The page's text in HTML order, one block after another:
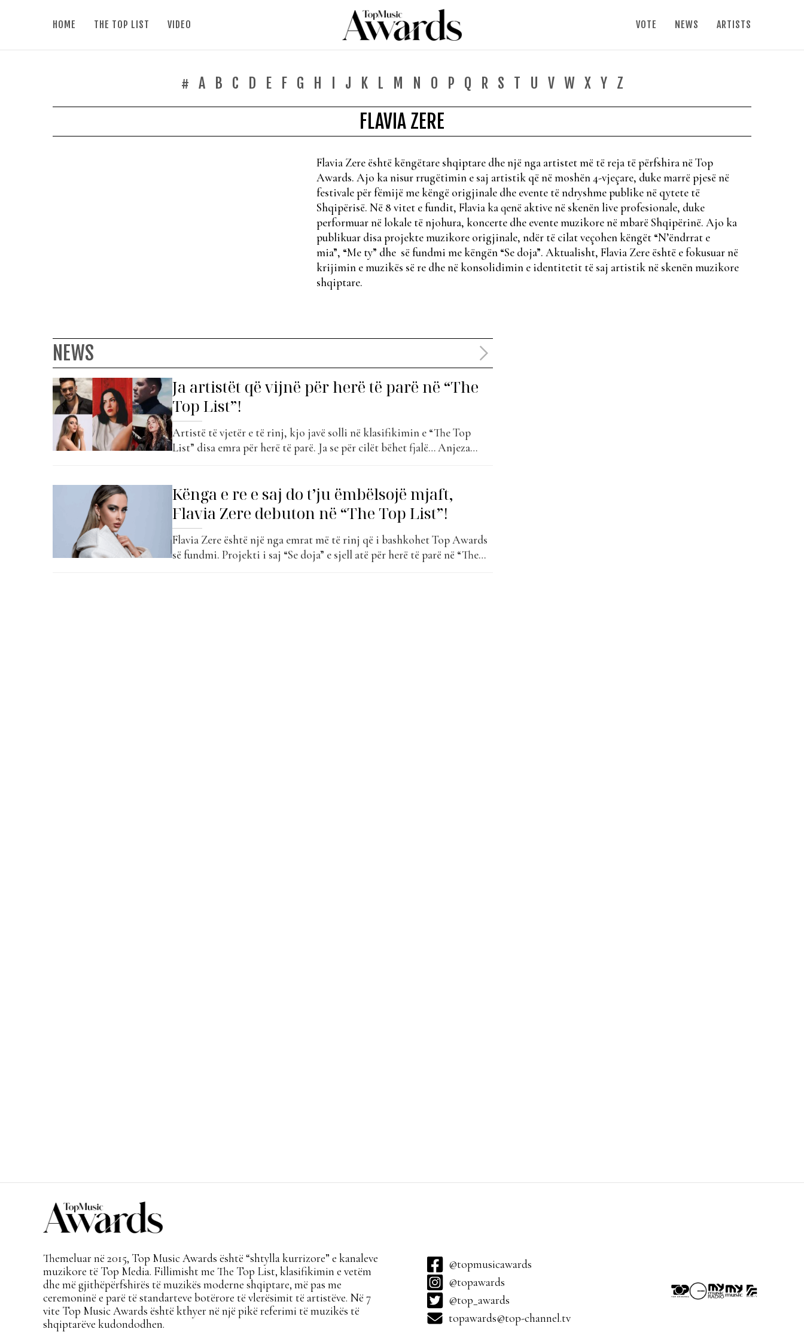
HOME THE TOP LIST VIDEO VOTE NEWS ARTISTS
# A B C D E F G H J K L M N O P Q R S T U V W X Y Z
FLAVIA ZERE
Flavia Zere është këngëtare shqiptare dhe një nga artistet më të reja të përfshira në Top
Awards. Ajo ka nisur rrugëtimin e saj artistik që në moshën 4-vjeçare, duke marrë pjesë në
festivale për fëmijë me këngë origjinale dhe evente të ndryshme publike në qytete të
Shqipërisë. Në 8 vitet e fundit, Flavia ka qenë aktive në skenën live profesionale, duke
performuar në lokale të njohura, koncerte dhe evente muzikore në mbarë Shqipërinë. Ajo ka
publikuar disa projekte muzikore origjinale, ndër të cilat veçohen këngët “N’ëndrrat e
mia”, “Me ty” dhe së fundmi me këngën “Se doja”. Aktualisht, Flavia Zere është e fokusuar në
krijimin e muzikës së re dhe në konsolidimin e identitetit të saj artistik në skenën muzikore
shqiptare.
NEWS
Ja artistët që vijnë për herë të parë në “The
Top List”!
Artistë të vjetër e të rinj, kjo javë solli në klasifikimin e “The Top
List” disa emra për herë të parë. Ja se për cilët bëhet fjalë… Anjeza
Kënga e re e saj do t’ju ëmbëlsojë mjaft,
Flavia Zere debuton në “The Top List”!
Flavia Zere është një nga emrat më të rinj që i bashkohet Top Awards
së fundmi. Projekti i saj “Se doja” e sjell atë për herë të parë në “The
Themeluar në 2015, Top Music Awards është “shtylla kurrizore” e kanaleve
muzikore të Top Media. Fillimisht me The Top List, klasifikimin e vetëm
dhe më gjithëpërfshirës të muzikës moderne shqiptare, më pas me
ceremoninë e parë të standarteve botërore të vlerësimit të artistëve. Në 7
vite Top Music Awards është kthyer në një pikë referimi të muzikës të
shqiptarëve kudondodhen.
@topmusicawards
@topawards
@top_awards
topawards@top-channel.tv